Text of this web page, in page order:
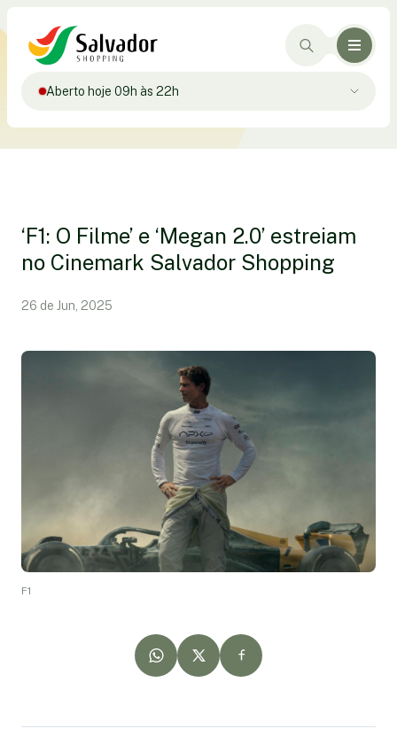
Aberto hoje 09h às 22h
‘F1: O Filme’ e ‘Megan 2.0’ estreiam
no Cinemark Salvador Shopping
26 de Jun, 2025
F1